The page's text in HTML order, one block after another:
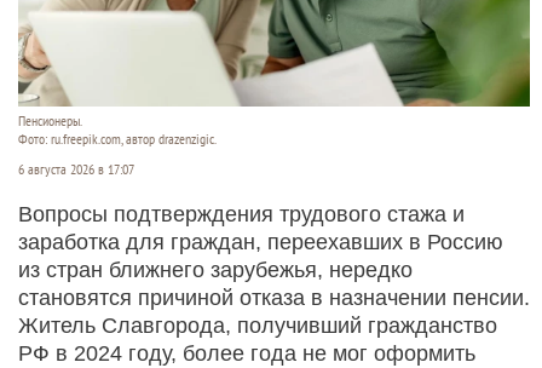
Пенсионеры.
Фото: ru.freepik.com, автор drazenzigic.
6 августа 2026 в 17:07
Вопросы подтверждения трудового стажа и
заработка для граждан, переехавших в Россию
из стран ближнего зарубежья, нередко
становятся причиной отказа в назначении пенсии.
Житель Славгорода, получивший гражданство
РФ в 2024 году, более года не мог оформить